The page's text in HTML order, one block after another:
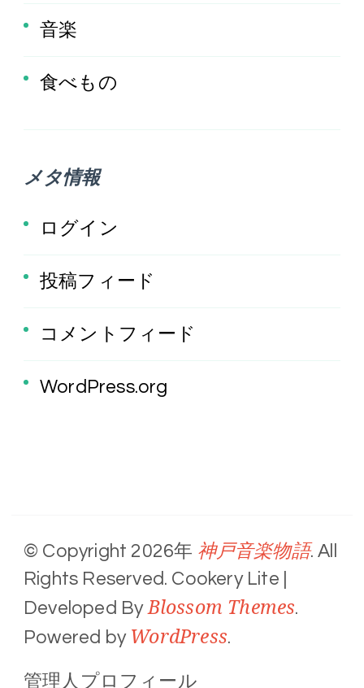
音楽
食べもの
メタ情報
ログイン
投稿フィード
コメントフィード
WordPress.org
© Copyright 2026年 神戸音楽物語. All
Rights Reserved. Cookery Lite |
Developed ByBlossom Themes.
Powered by WordPress.
管理人プロフィール